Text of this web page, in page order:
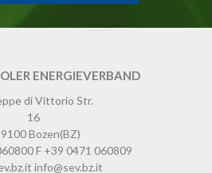
ENERGIEVERBAND
di Vittorio Str.
16
Bozen(BZ)
F +39 0471 060809
info@sev.bz.it